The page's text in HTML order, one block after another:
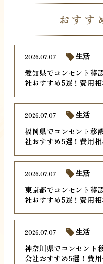
おすす
愛知県でコンセント移
社おすすめ5選！費用
2026.07.07 生活
福岡県でコンセント移
社おすすめ5選！費用
2026.07.07 生活
東京都でコンセント移
社おすすめ5選！費用
2026.07.07 生活
神奈川県でコンセント
会社おすすめ5選！費
2026.07.07 生活